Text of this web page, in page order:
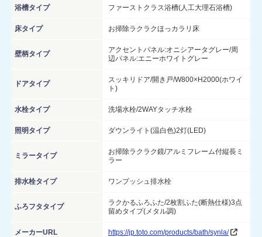
浴槽タイプ ファーストクラス浴槽(人工大理石浴槽)
床タイプ お掃除ラクラクほっカラリ床
壁柄タイプ
アクセントパネル:オニシアータグレー/周
辺パネル:エニーホワイトグレー
ドアタイプ
スッキリドア/開き戸/W800×H2000(ホワイ
ト)
水栓タイプ 洗場水栓/2WAYタッチ水栓
照明タイプ ダウンライト(温白色)2灯(LED)
ミラータイプ
お掃除ラクラク鏡/アルミフレーム付縦長ミ
ラー
排水栓タイプ ワンプッシュ排水栓
ふろフタタイプ
ラクかるふろふた/2枚割ふた(断熱仕様)3点
留めタイプ(メタル調)
メーカーURL https://jp.toto.com/products/bath/synla/